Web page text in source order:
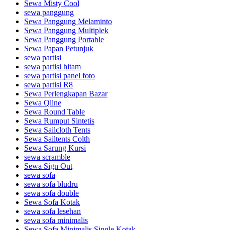
Sewa Misty Cool
sewa panggung
Sewa Panggung Melaminto
Sewa Panggung Multiplek
Sewa Panggung Portable
Sewa Papan Petunjuk
sewa partisi
sewa partisi hitam
sewa partisi panel foto
sewa partisi R8
Sewa Perlengkapan Bazar
Sewa Qline
Sewa Round Table
Sewa Rumput Sintetis
Sewa Sailcloth Tents
Sewa Sailtents Colth
Sewa Sarung Kursi
sewa scramble
Sewa Sign Out
sewa sofa
sewa sofa bludru
sewa sofa double
Sewa Sofa Kotak
sewa sofa lesehan
sewa sofa minimalis